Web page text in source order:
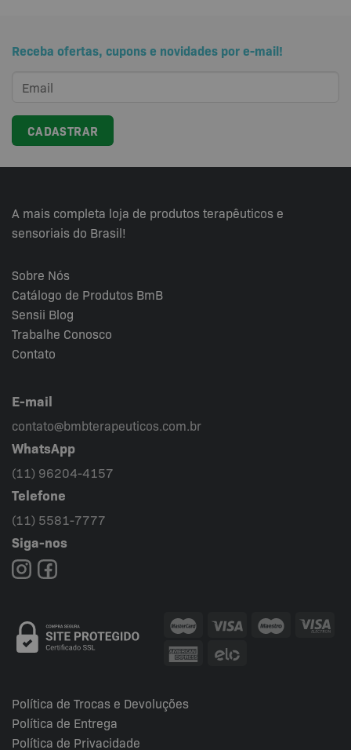
Receba ofertas, cupons e novidades por e-mail!
A mais completa loja de produtos terapêuticos e
sensoriais do Brasil!
Sobre Nós
Catálogo de Produtos BmB
Sensii Blog
Trabalhe Conosco
Contato
E-mail
contato@bmbterapeuticos.com.br
WhatsApp
(11) 96204-4157
Telefone
(11) 5581-7777
Siga-nos
Política de Trocas e Devoluções
Política de Entrega
Política de Privacidade